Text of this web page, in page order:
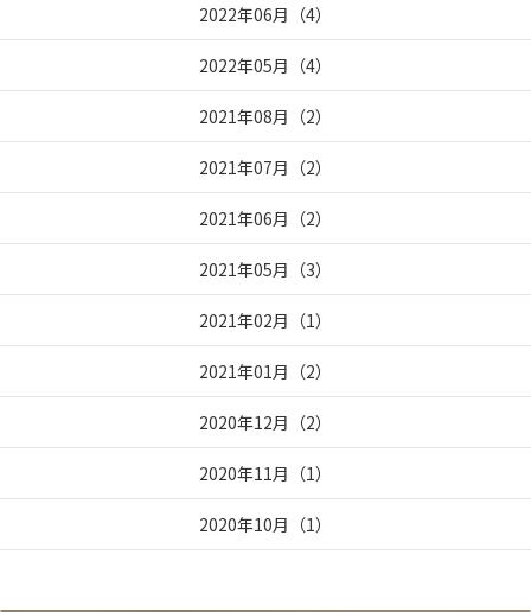
2022年06月 （4）
2022年05月 （4）
2021年08月 （2）
2021年07月 （2）
2021年06月 （2）
2021年05月 （3）
2021年02月 （1）
2021年01月 （2）
2020年12月 （2）
2020年11月 （1）
2020年10月 （1）